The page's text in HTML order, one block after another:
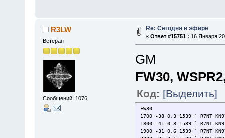
R3LW
Ветеран
Сообщений: 1076
Re: Сегодня в эфире
« Ответ #15751 : 16 Января
GM
FW30,
Код: [Выделить]
FW30
1700 -38 0.3 1539 ` R7NT
1800 -41 0.8 1539 ` R7NT
1900 -31 0.6 1539 ` R7NT